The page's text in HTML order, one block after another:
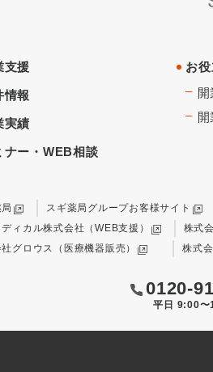
支援
情報
実績
ナー・WEB相談
お
開
開
スギ薬局グループお客様サイト
ディカル株式会社（WEB支援）
株式
グロウス（医療機器販売）
株式
0120-
平日 9:00〜